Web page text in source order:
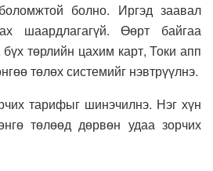
болно. Иргэд заавал
шаардлагагүй. Өөрт байгаа
төрлийн цахим карт, Токи апп
төлөх системийг нэвтрүүлнэ.
тарифыг шинэчилнэ. Нэг хүн
төлөөд дөрвөн удаа зорчих